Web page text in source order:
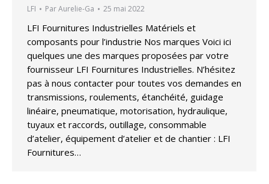
LFI ParAurelie-Ga 25 mai 2022
LFI Fournitures Industrielles Matériels et
composants pour l’industrie Nos marques Voici ici
quelques une des marques proposées par votre
fournisseur LFI Fournitures Industrielles. N’hésitez
pas à nous contacter pour toutes vos demandes en
transmissions, roulements, étanchéité, guidage
linéaire, pneumatique, motorisation, hydraulique,
tuyaux et raccords, outillage, consommable
d’atelier, équipement d’atelier et de chantier : LFI
Fournitures…